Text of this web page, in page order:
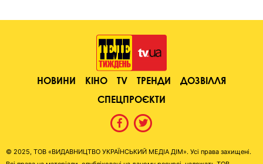
НОВИНИ КІНО TV ТРЕНДИ
ДОЗВІЛЛЯ
СПЕЦПРОЄКТИ
© 2025, ТОВ «ВИДАВНИЦТВО УКРАЇНСЬКИЙ МЕДІА ДІМ». Усі права захищені.